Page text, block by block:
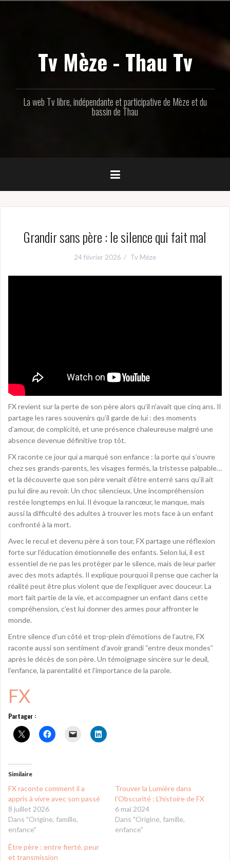
Tv Mèze - Thau Tv
La web Tv libre, indépendante et participative de Mèze et du
bassin de Thau
Grandir sans père : le silence qui fait mal
24 février 2026 Tv Mèze
FX revient sur la perte de son père alors qu’il n’avait que cinq ans. Il
partage les rares souvenirs qu’il garde de lui : des moments
d’amour, de complicité, et une présence chaleureuse malgré une
absence devenue définitive trop tôt.
FX raconte ce jour qui a marqué son enfance : la porte qui s’ouvre
chez ses grands-parents, les visages fermés, la tristesse palpable…
et la découverte que son père venait d’être enterré sans qu’il ait
pu lui dire au revoir. Un choc silencieux. Une incompréhension
restée longtemps en lui. Il évoque la rancœur, le manque, mais
aussi la difficulté des adultes à trouver les mots face à un enfant
confronté à la mort.
Avec le recul et devenu père à son tour, FX partage une réflexion
forte sur l’éducation émotionnelle des enfants. Selon lui, il est
essentiel de ne pas les protéger par le silence, mais de leur parler
avec des mots adaptés. Il explique pourquoi il pense que cacher la
réalité peut être plus violent que de l’expliquer avec douceur. La
mort fait partie de la vie, et accompagner un enfant dans cette
compréhension, c’est lui donner des armes pour affronter le
monde.
Entre silence d’un côté et trop-plein d’émotions de l’autre, FX
raconte aussi son sentiment d’avoir grandi “entre deux mondes”
après le décès de son père. Un témoignage sincère sur le deuil,
l’enfance, la parentalité et l’importance de la parole.
FX
Partager :
Similaire
FX raconte comment il a
appris à vivre avec son passé
8 juillet 2026
Dans "Origine, famille,
enfance"
Trouver la Lumière dans
l’Obscurité : L’histoire de FX
6 mai 2024
Dans "Origine, famille,
enfance"
Être père : entre fierté, peur
et transmission